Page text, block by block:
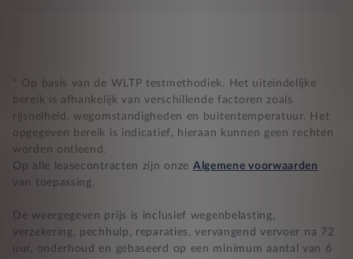
* Op basis van de WLTP testmethodiek. Het uiteindelijke
bereik is afhankelijk van verschillende factoren zoals
rijsnelheid, wegomstandigheden en buitentemperatuur. Het
opgegeven bereik is indicatief, hieraan kunnen geen rechten
worden ontleend.
Op alle leasecontracten zijn onze Algemene voorwaarden
van toepassing.
De weergegeven prijs is inclusief wegenbelasting,
verzekering, pechhulp, reparaties, vervangend vervoer na 72
uur, onderhoud en gebaseerd op een minimum aantal van 6